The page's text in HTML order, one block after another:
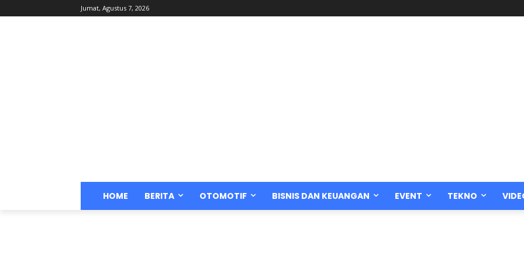
Jumat, Agustus 7, 2026
HOME BERITA OTOMOTIF BISNIS DAN KEUANGAN EVENT TEKNO